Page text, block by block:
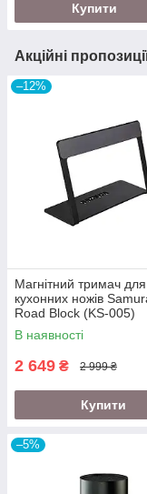
Купити
Акційні
–12%
Магнітний тримач для
кухонних ножів
Road Block (KS-005)
В наявності
2 649 ₴ 2 999 ₴
Купити
–5%